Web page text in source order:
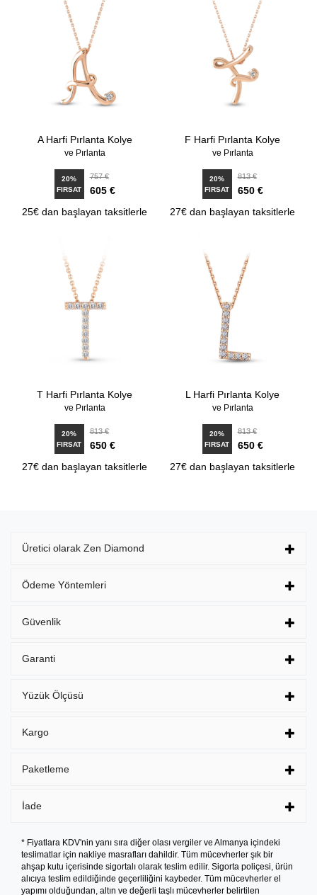
A Harfi Pırlanta Kolye
ve Pırlanta
20%
FIRSAT
757 €
605 €
25€ dan başlayan taksitlerle
F Harfi Pırlanta Kolye
ve Pırlanta
20%
FIRSAT
813 €
650 €
27€ dan başlayan taksitlerle
T Harfi Pırlanta Kolye
ve Pırlanta
20%
FIRSAT
813 €
650 €
27€ dan başlayan taksitlerle
L Harfi Pırlanta Kolye
ve Pırlanta
20%
FIRSAT
813 €
650 €
27€ dan başlayan taksitlerle
Üretici olarak Zen Diamond
Ödeme Yöntemleri
Güvenlik
Garanti
Yüzük Ölçüsü
Kargo
Paketleme
İade
* Fiyatlara KDV'nin yanı sıra diğer olası vergiler ve Almanya içindeki
teslimatlar için nakliye masrafları dahildir. Tüm mücevherler şık bir
ahşap kutu içerisinde sigortalı olarak teslim edilir. Sigorta poliçesi, ürün
alıcıya teslim edildiğinde geçerliliğini kaybeder. Tüm mücevherler el
yapımı olduğundan, altın ve değerli taşlı mücevherler belirtilen